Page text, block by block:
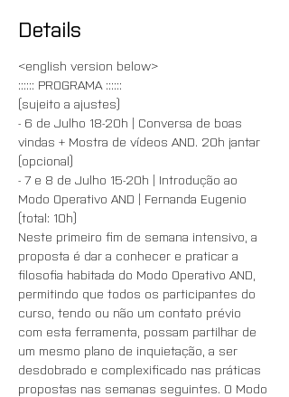
Details
<english version below>
:::::: PROGRAMA ::::::
(sujeito a ajustes)
- 6 de Julho 18-20h | Conversa de boas
vindas + Mostra de vídeos AND. 20h jantar
(opcional)
- 7 e 8 de Julho 15-20h | Introdução ao
Modo Operativo AND | Fernanda Eugenio
(total: 10h)
Neste primeiro fim de semana intensivo, a
proposta é dar a conhecer e praticar a
filosofia habitada do Modo Operativo AND,
permitindo que todos os participantes do
curso, tendo ou não um contato prévio
com esta ferramenta, possam partilhar de
um mesmo plano de inquietação, a ser
desdobrado e complexificado nas práticas
propostas nas semanas seguintes. O Modo